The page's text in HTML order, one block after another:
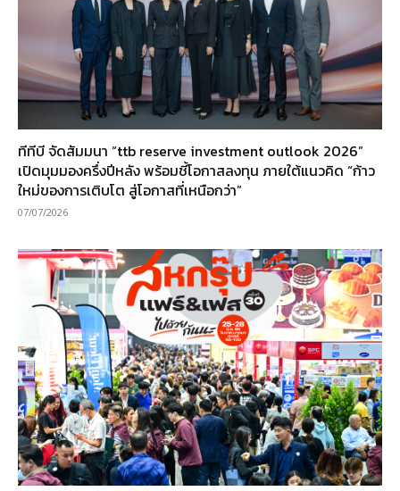
ทีทีบี จัดสัมมนา “ttb reserve investment outlook 2026”
เปิดมุมมองครึ่งปีหลัง พร้อมชี้โอกาสลงทุน ภายใต้แนวคิด “ก้าว
ใหม่ของการเติบโต สู่โอกาสที่เหนือกว่า”
07/07/2026